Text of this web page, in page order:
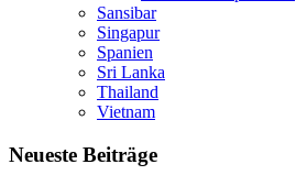
Sansibar
Singapur
Spanien
Sri Lanka
Thailand
Vietnam
Neueste Beiträge